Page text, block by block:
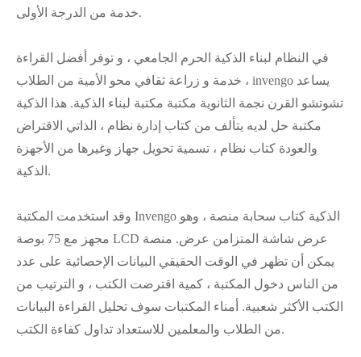
خدمة من الدرجة الأولى.
في النظام لبناء الذكية الحرم الجامعي ، و توفر أفضل القراءة
خدمة و زراعة ثقافي محو الأمية من الطلاب ، invengo يساعد
تشوتشو القرن نجمة الثانوية مكتبة مكتبة لبناء الذكية. هذا الذكية
مكتبة حل لديه يتألف من كتاب إدارة نظام ، الذاتي الاقتراض
والعودة كتاب نظام ، تسمية تحويل جهاز وغيرها من الأجهزة
الذكية.
وقد استخدمت المكتبة Invengo الذكية كتاب سحابة منصة ، وهو
مجهز مع 75 بوصة LCD عرض شاشة المتزامن عرض. منصة
يمكن أن تظهر في الوقت الحقيقي البيانات الإحصائية على عدد
من الناس دخول المكتبة ، كمية اقترضت الكتب ، و الترتيب من
الكتب الأكثر شعبية. أمناء المكتبات سوف تحليل القراءة البيانات
من الطلاب والمعلمين للاستعداد تداول كفاءة الكتب.